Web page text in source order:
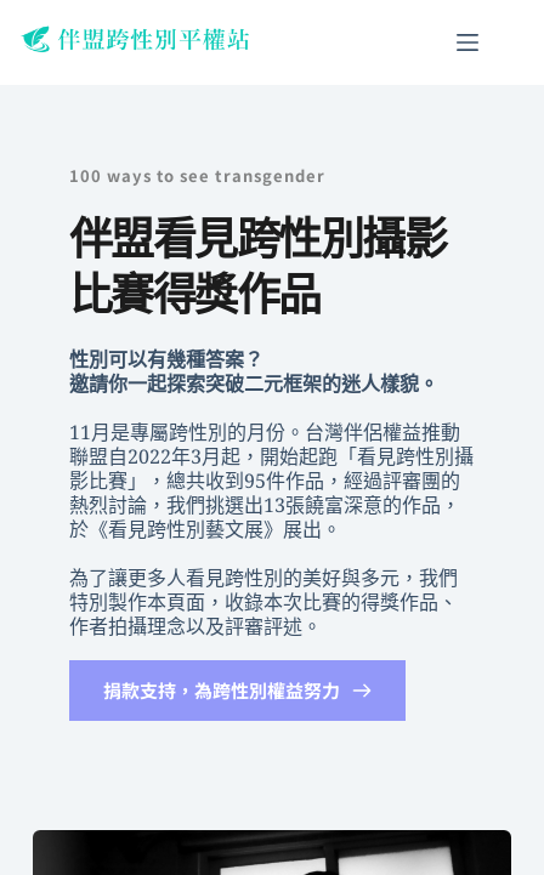
100 ways to see transgender
伴盟看見跨性別攝影
比賽得獎作品
性別可以有幾種答案？
邀請你一起探索突破二元框架的迷人樣貌。
11月是專屬跨性別的月份。台灣伴侶權益推動
聯盟自2022年3月起，開始起跑「看見跨性別攝
影比賽」，總共收到95件作品，經過評審團的
熱烈討論，我們挑選出13張饒富深意的作品，
於《看見跨性別藝文展》展出。
為了讓更多人看見跨性別的美好與多元，我們
特別製作本頁面，收錄本次比賽的得獎作品、
作者拍攝理念以及評審評述。
捐款支持，為跨性別權益努力